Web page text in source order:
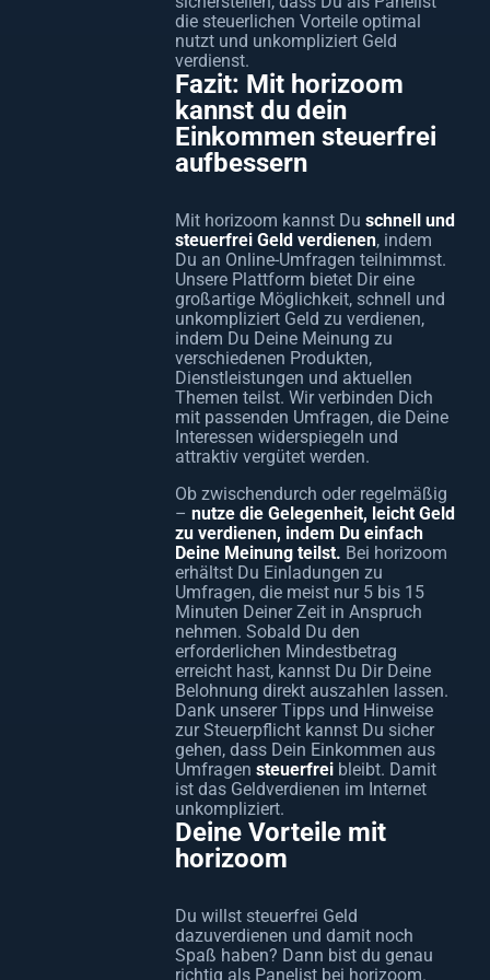
die steuerlichen Vorteile optimal
nutzt und unkompliziert Geld
verdienst.
Fazit: Mit horizoom
kannst du dein
Einkommen steuerfrei
aufbessern
Mit horizoom kannst Du schnell und
steuerfrei Geld verdienen, indem
Du an Online-Umfragen teilnimmst.
Unsere Plattform bietet Dir eine
großartige Möglichkeit, schnell und
unkompliziert Geld zu verdienen,
indem Du Deine Meinung zu
verschiedenen Produkten,
Dienstleistungen und aktuellen
Themen teilst. Wir verbinden Dich
mit passenden Umfragen, die Deine
Interessen widerspiegeln und
attraktiv vergütet werden.
Ob zwischendurch oder regelmäßig
– nutze die Gelegenheit, leicht Geld
zu verdienen, indem Du einfach
Deine Meinung teilst. Bei horizoom
erhältst Du Einladungen zu
Umfragen, die meist nur 5 bis 15
Minuten Deiner Zeit in Anspruch
nehmen. Sobald Du den
erforderlichen Mindestbetrag
erreicht hast, kannst Du Dir Deine
Belohnung direkt auszahlen lassen.
Dank unserer Tipps und Hinweise
zur Steuerpflicht kannst Du sicher
gehen, dass Dein Einkommen aus
Umfragen steuerfrei bleibt. Damit
ist das Geldverdienen im Internet
unkompliziert.
Deine Vorteile mit
horizoom
Du willst steuerfrei Geld
dazuverdienen und damit noch
Spaß haben? Dann bist du genau
richtig als Panelist bei horizoom.